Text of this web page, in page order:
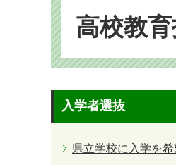
高校教
入学者選抜
県立学校に入学を